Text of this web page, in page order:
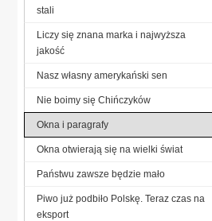
stali
Liczy się znana marka i najwyższa
jakość
Nasz własny amerykański sen
Nie boimy się Chińczyków
Okna i paragrafy
Okna otwierają się na wielki świat
Państwu zawsze będzie mało
Piwo już podbiło Polskę. Teraz czas na
eksport